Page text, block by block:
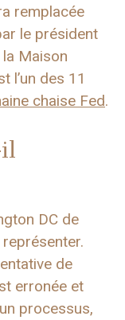
remplacée
le président
Maison
l’un des 11
chaise Fed.
DC de
de
erronée et
processus,